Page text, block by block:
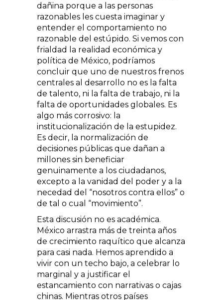
dañina porque a las personas
razonables les cuesta imaginar y
entender el comportamiento no
razonable del estúpido. Si vemos con
frialdad la realidad económica y
política de México, podríamos
concluir que uno de nuestros frenos
centrales al desarrollo no es la falta
de talento, ni la falta de trabajo, ni la
falta de oportunidades globales. Es
algo más corrosivo: la
institucionalización de la estupidez.
Es decir, la normalización de
decisiones públicas que dañan a
millones sin beneficiar
genuinamente a los ciudadanos,
excepto a la vanidad del poder y a la
necedad del “nosotros contra ellos” o
de tal o cual “movimiento”.
Esta discusión no es académica.
México arrastra más de treinta años
de crecimiento raquítico que alcanza
para casi nada. Hemos aprendido a
vivir con un techo bajo, a celebrar lo
marginal y a justificar el
estancamiento con narrativas o cajas
chinas. Mientras otros países